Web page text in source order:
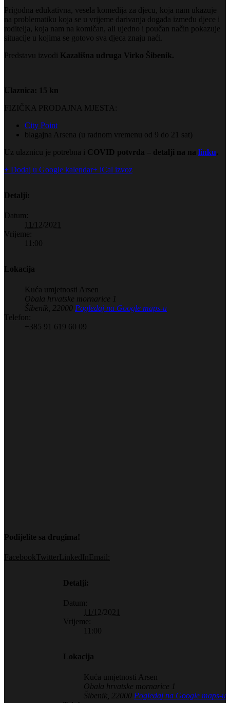
Prigodna edukativna, vesela komedija za djecu, koja nam ukazuje
na problematiku koja se u vrijeme darivanja događa između djece i
roditelja, koja nam na komičan, ali ujedno i poučan način pokazuje
situacije u kojima se gotovo sva djeca znaju naći.
Predstavu izvodi Kazališna udruga Virko Šibenik.
Ulaznica: 15 kn
FIZIČKA PRODAJNA MJESTA:
City Point
blagajna Arsena (u radnom vremenu od 9 do 21 sat)
Uz ulaznicu je potrebna i COVID potvrda – detalji na na linku.
+ Dodaj u Google kalendar+ iCal izvoz
Detalji:
Datum:
11/12/2021
Vrijeme:
11:00
Lokacija
Kuća umjetnosti Arsen
Obala hrvatske mornarice 1
Šibenik
22000 Pogledaj na Google maps-u
Telefon:
+385 91 619 60 09
Podijelite sa drugima!
Facebook TwitterLinkedInEmail:
Detalji:
Datum:
11/12/2021
Vrijeme:
11:00
Lokacija
Kuća umjetnosti Arsen
Obala hrvatske mornarice 1
Šibenik
22000 Pogledaj na Google maps-u